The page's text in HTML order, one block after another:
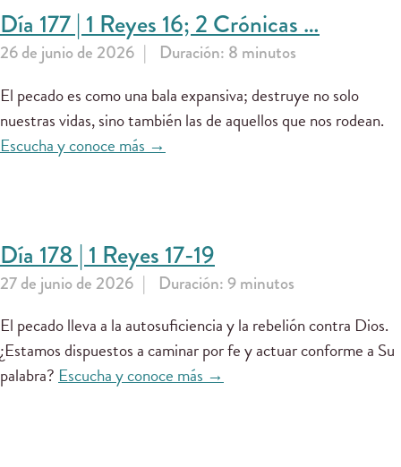
Día 177 | 1 Reyes 16; 2 Crónicas …
26 de junio de 2026 Duración: 8 minutos
El pecado es como una bala expansiva; destruye no solo
nuestras vidas, sino también las de aquellos que nos rodean.
Escucha y conoce más →
Día 178 | 1 Reyes 17-19
27 de junio de 2026 Duración: 9 minutos
El pecado lleva a la autosuficiencia y la rebelión contra Dios.
¿Estamos dispuestos a caminar por fe y actuar conforme a Su
palabra?Escucha y conoce más →